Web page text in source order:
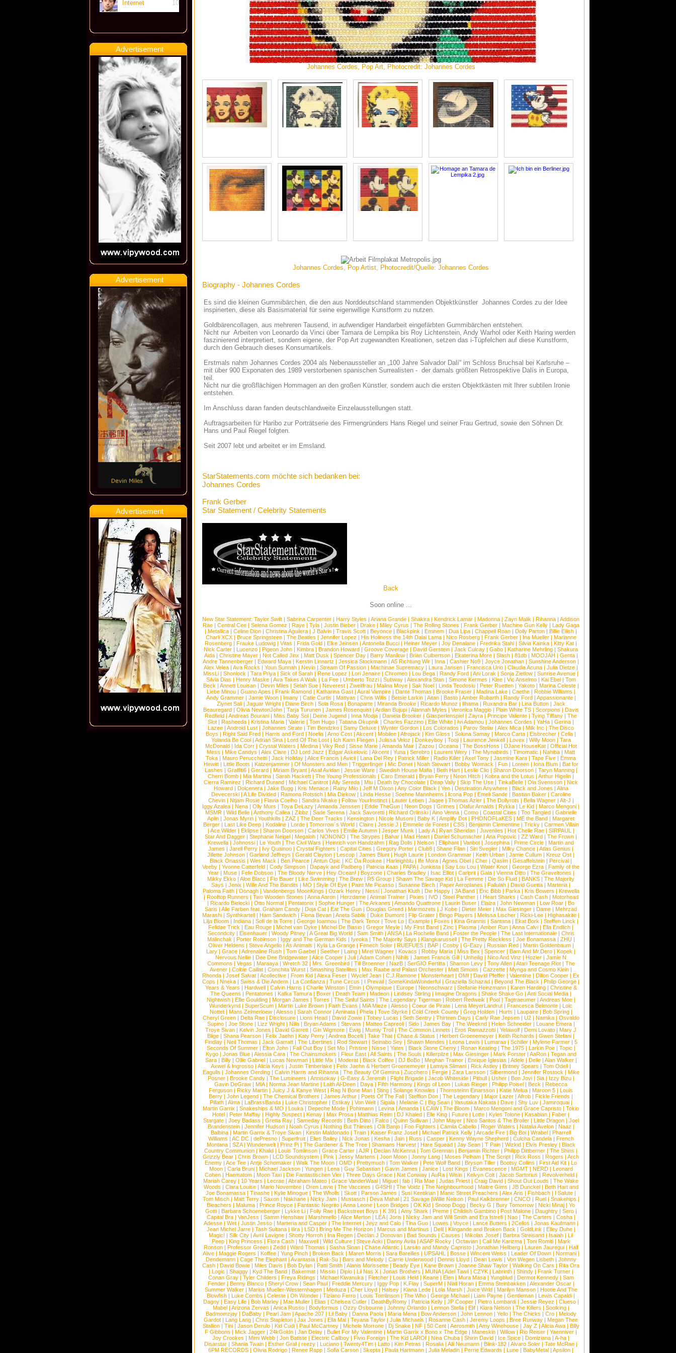
Internet 10
Advertisement
Advertisement
Advertisement
Johannes Cordes, Pop Art, Photocredit: Johannes Cordes
Johannes Cordes, Pop Artist, Photocredit/Quelle: Johannes Cordes
Biography - Johannes Cordes
Es sind die kleinen Gummibärchen, die den aus Norddeutschland stammenden Objektkünstler Johannes Cordes zu der Idee
inspirierten, diese als Basismaterial für seine eigenwillige Kunstform zu nutzen.
Goldbärencollagen, aus mehreren Tausend, in aufwendiger Handarbeit eingefärbten Gummibärchen entstehen.
Nicht nur Arbeiten von Leonardo da Vinci über Tamara de Lempika bis Roy Lichtenstein, Andy Warhol oder Keith Haring werden
faszinierend interpretiert, sondern eigene, der Pop Art zugewandten Kreationen, setzen das i-Tüpfelchen auf diese Kunstform,
durch den Gebrauch dieses Konsumartikels.
Erstmals nahm Johannes Cordes 2004 als Nebenaussteller an „100 Jahre Salvador Dalí“ im Schloss Bruchsal bei Karlsruhe –
mit über 900 Exponaten des 1989 verstorbenen spanischen Surrealisten - der damals größten Retrospektive Dalís in Europa,
teil.
Nicht nur die großflächigen Hommagen an den großen Künstler, sondern auch die ersten Objektkästen mit Ihrer subtilen Ironie
entstehen.
Im Anschluss daran fanden deutschlandweite Einzelausstellungen statt.
Auftragsarbeiten für Haribo zur Porträtserie des Firmengründers Hans Riegel und seiner Frau Gertrud, sowie den Söhnen Dr.
Hans und Paul Riegel folgten.
Seit 2007 lebt und arbeitet er im Emsland.
StarStatements.com möchte sich bedanken bei:
Johannes Cordes
Frank Gerber
Star Statement / Celebrity Statements
Back
Soon online ...
New Star Statement: Taylor Swift | Sabrina Carpenter | Harry Styles | Ariana Grande | Shakira | Kendrick Lamar | Madonna | Zayn Malik | Rihanna | Addison
Rae| Central Cee| Selena Gomez | Raye| Tyla| Justin Bieber| Drake| Miley Cyrus | The Rolling Stones | Frank Gerber| Machine Gun Kelly| Lady Gaga
| Metallica | Celine Dion | Christina Aguilera | J Balvin | Travis Scott | Beyonce | Blackpink | Eminem | Dua Lipa | Chappell Roan | Dolly Parton | Billie Eilish |
Charli XCX| Bruce Springsteen| The Beatles | Jennifer Lopez | His Holiness the 14th Dalai Lama| Nico Rosberg| Frank Gerber| Ina Mueller| Marianne
Rosenberg | Frauke Ludowig | Vitas | Frida Gold | Elke Jeinsen | Antonella Bucci | Heiner Meyer | Joy Denalane | Fredrika Stahl | Silvia Kainka | Kitty Kat |
Nick Carter | Lucenzo | Pigeon John | Kimbra | Brandon Howard | Groove Coverage | David Gerstein | Jack Culcay | Gabo | Katharine Mehrling | Shakura
Aida| Christine Mayer| Not Called Jinx | Matt Dusk | Spencer Day| Barry Manilow| Brian Culbertson| Ekaterina More| Slash| 81db| MOOJAH | Genta|
Andre Tannenberger | Edward Maya | Kerstin Linnartz | Jessica Stockmann | A5 Richtung Wir | Inna | Cashier No9 | Joyce Jonathan | Sunshine Anderson |
Alex Velea | Ava Rocks | Youn Sunnah | Nevio | Stream Of Passion | Machinae Supremacy | Laura Jansen | Francisca Urio | Claudia Acuna | Julia Dietze |
MissLi | Shonlock | Tara Priya | Sick of Sarah | Rene Lopez | Lori Jenaire | Chromeo | Lou Bega | Randy Ford | Ani Lorak | Sonja Zietlow | Sunrise Avenue |
Silvia Dias | Henry Maske| Ava Takes A Walk | La Fee| Umberto Tozzi| Subway| Alexandra Stan| Simone Kermes | Klee| Vic Anselmo| Kai Ebel| Tom
Beck | Annett Louisan| Devin Miles | Selah Sue| Neverest| Zweitfrau| Malina Moye| Sak Noel| Linda Teodosiu| Peter Ruetten| Yakoto| Marina Celeste|
Liebe Minou| Guano Apes | Frank Ramond| Katharina Gast| Aural Vampire| Dante Thomas | Brooke Fraser| Madina Lake| Caethe| Robbie Williams |
Andy Grammer| Jamie Woon| Imany| Catie Curtis | Mattyas | Chris Willis | Betsie Larkin| Aitan| Basto| Amber Rubarth| Randy Ford| Appassionante|
Ziynet Sali| Jaguar Wright| Diane Birch| Sola Rosa| Bonaparte| Miranda Brooke| Ricardo Munoz | Ilhama| Ruxandra Bar| Lina Button| Jack
Beauregard| Olivia NewtonJohn| Tarja Turunen| James Rosenquist| Ardian Bujupi| Alannah Myles | Veronica Maggio| Plain White TS| Scorpions | Davis
Redfield | Andreas Bourani | Miss Baby Sol | Deine Jugend | Inna Modja | Daniela Brooker | Glasperlenspiel | Zayra | Principe Valiente | Tying Tiffany | The
Slot | Rasheeda | Kristina Maria | Valerie | Tom Hugo | Tatiana Okupnik | Charles Fazzino | Ellie White | Ivi Adamou | Johannes Cordes | YaHa | Gerina |
Lazee | Android Lust | Johannes Strate | Tim Bendzko | Samy Deluxe | Wynter Gordon | Los Colorados | Parov Stelar | Alex Mica | Milk Inc | The Disco
Boys | Right Said Fred | Harris and Ford | Noelia | Arno Cost | Akcent | Mobilee | Afrojack | Kim Gloss | Soluna Samay | Marco Carta | Eisbrecher | Celia |
Yolanda Be Cool| Adrian Sina| Lord Of The Lost| Ich Kann Fliegen| Julissa Veloz | Donkeyboy| Tooji| Laurence Jenkell| Lovex | Willy Moon| Tara
McDonald| Ida Corr| Crystal Waters | Medina| Viky Red| Sisse Marie| Amanda Mair| Zazou| Oceana| The BossHoss | DJane HouseKat| Official Hot
Mess | Mike Candys | Alex Clare | DJ Lord Jazz | Edgar Askelovic | Akcent | Yuna | Serebro | Laurent Wery | The Mynabirds | Timomatic | Nahiba | Matt
Toka | Mauro Perucchetti | Jack Holiday | Alice Francis | Avicii | Lana Del Rey | Patrick Miller | Radio Killer | Axel Tony | Jasmine Kara | Tape Five | Emma
Hewitt| Little Boots | Katzenjammer| Of Monsters and Men| Triggerfinger| Mic Donet| Noah Stewart| Bobby Womack | Fun| Loreen| Iona Blum| Bat for
Lashes | Graffiti6| Gerard| Miriam Bryant| Asaf Avidan| Jessie Ware| Swedish House Mafia| Beth Hart| Leslie Clio| Sharon Doorson| Taryn Manning|
Cherri Bomb | Mia Martina | Sarah Hackett | The Young Professionals | Caro Emerald | Bryan Ferry | Neon Hitch | Kobra and the Lotus | Arthur Higelin |
Cierra Ramirez | Richard Durand | Michael Canitrot | Ally Sereda | Miu | Death by Chocolate | Deap Vally | Skip The Use | TinkaBelle | Ola Svensson | Nick
Howard| Dolcenera| Jake Bugg| Kris Menace| Rainy Milo| Jeff M Dixon| Any Color Black | Yen| Destination Anywhere| Black and Jones | Alina
Devecerski| A Life Divided| Ramona Rotstich| Mia Diekow| Linda Hesse| Soehne Mannheims | Icona Pop| Emeli Sande| Bastian Baker| Caroline
Chevin| Ntjam Rosie| Flavia Coelho| Sandra Nkake| Follow YourInstinct| Lauter Leben| Jaqee| Thomas Azier| The Dollyrots | Bella Wagner| Alt-J |
Iggy Azalea | Nena | Olly Murs | Toya DeLazy | Amanda Jenssen | Eddie TheGun | Neon Dogs | Grimes | Olafur Arnalds | Rykka | Le Kid | Marco Mengoni |
MSMR| Wild Belle| Anthony Callea| Zibbz | Sade Serena| Jack Savoretti| Richard Orlinski| Aino Venna| Como| Coastal Cities | Too Tangled| Gabrielle
Aplin | Jonas Myrin | Youthkills | ZAZ | The Deer Tracks | Kensington | Nicole Musoni | Baby K | Amplify Dot | PHONOFLaKES | ME the Band | Margaret
Berger| Last Like Deep| Kodaline| Lorde| Tomorrow´s World| Claire| Jessie J | Emmelie de Forest| CSS| Benjamin Clementine| Tricky| Carmen Villain
| Ace Wilder| Eklipse| Sharon Doorson| Carlos Vives | Emilie Autumn| Jesper Munk | Lady A| Ryan Sheridan| Juveniles | Hot Chelle Rae| SIRPAUL
|
Star And Dagger | Stephanie Neigel | Megaloh | NONONO | The Strypes | Bahar | Mad Heart | Daniel Schumacher | Ana Popovic | ZZ Ward | The Frown |
Krewella | Johnossi | Le Youth | The Civil Wars | Heinrich von Handzahm | Rag Dolls | Nelson | Elliphant | Vanbot | Josephina | Prime Circle | Martin and
James | Jarell Perry | Ivy Quainoo | Crystal Fighters | Capital Cities | Gregory Porter | Club8 | Shane Filan | Siri Svegler | Milky Chance | Atlas Genius |
Jillette Johnson | Garland Jeffreys | Gerald Clayton | Lescop | James Blunt | Hugh Laurie | London Grammar | Keith Urban | Jamie Cullum | Kreuz Ost |
Black Onassis | Wes Mack | Ben Pearce | Antun Opic | KC Da Rookee | Harleighblu | Ife Mora | Agnes Obel | Cher | Qasim | Gesaffelstein | Percival |
Veeby | Yvonne Catterfeld | Cody Simpson | Dapayk and Padberg | Patricia Kaas | PAPA| Junkista | Say Lou Lou | Water Knot | George Ezra | Family of the
Year| Muse| Fefe Dobson| The Bloody Nerve| Hey Ocean! | Boyzone| Charles Bradley| Isac Elliot| Carlprit| Gala| Vienna Ditto| The Graveltones |
Mikky Ekko | Aloe Blacc | Flo Bauer | Like Swimming | The Brew | R5 Group | Shawn The Savage Kid | La Femme | Die So Fluid | BANKS | The Majority
Says | Jenix | Wille And The Bandits | MO | Style Of Eye | Paint Me Picasso | Susanne Blech | Paper Aeroplanes | Fallulah | David Guetta | Marteria |
Paloma Faith| Oonagh| Vandenbergs MoonKings | Ozark Henry| Nessi| Jonathan Kluth| Die Happy| 3A Band| Eric Bibb| Parka| Kris Bowers | Krewella
| Rooftop Runners | Two Wooden Stones | Anna Aaron| Herzdame| Animal Trainer| Pixies | IVO | Steel Panther| I Heart Sharks | Cash Cash| Motorhead
| Ricardo Bielecki | Otto Normal | Pentatonix | Sophie Hunger | The Arkanes | Amando Quattrone | Laurin Buser | Elaiza | John Newman | Low Roar | Bo
Saris | Alle Farben feat. Graham Candy | Doja Cat | Eat The Gun | Douglas Greed | Marmozets | J Kobe | Dieter Meier | Max Giesinger | Dame | Mehrzad
Marashi | Synthkartell | Ham Sandwich | Fiona Bevan | Aneta Sablik | Duke Dumont | Flip Grater | Bingo Players | Melissa Lischer | Ricki-Lee | Highasakite |
Lilja Bloom | Indiana | Sofi de la Torre | George Ioannou | The Dark Tenor | Tove Lo | Example | Foxes | Kina Grannis | Santana | Ekat Bork | Steffen Linck |
Felidae Trick | Eau Rouge | Michel van Dyke | Michel De Biasio | Gregor Meyle | My First Band | Zinc | Plasma | Amber Run | Anna Calvi | Ella Endlich |
Secondcity| Eisenhauer| Woody Pitney| A Great Big World| Sam Smith| ANSA| La Rochelle Band| Foster the People| The Last Internationale| Chris
Malinchak | Porter Robinson| Iggy and The German Kids | Iyeoka| The Majority Says | Klangkarussell| The Pretty Reckless | Joe Bonamassa| ZHU|
Oliver Heldens | Steve Angello| As Animals | Kyla La Grange| Fenech Soler| RUEFUES| BAP| Cosby| G-Eazy| Russian Red| Martin Goldenbaum|
Lary | Grace | Adrenaline Rush | Tom Gaebel | Seether | Laing | Mirel Wagner | Kovacs | Robby Maria | Miss Bex | Spencer | Bam And Mr.Dero | Kopek |
Nervous Nellie | Dee Dee Bridgewater | Alice Cooper | Juli | Adam Cohen | Nihils | James Francis Gill | Unheilig | Nico And Vinz | Hozier | Jamie N
Commons | Vegas | Maraaya| Wretch 32| Mrs. Greenbird| Till Broenner| NazB| SerGIO Fertitta| Sharron Levy| Tony Allen| Atari Teenage Riot| The
Avener | Colbie Caillat | Conchita Wurst | Smashing Satellites | Max Raabe and Palast Orchester | Matt Simons | Cazzette | Mynga and Cosmo Klein |
Rhonda | Josef Salvat | Acollective | From Kid | Alexa Feser | Wyclef Jean | C.J.Ramone | Monsterheart | OMI | David Pfeffer | Valentine | Dillon Cooper | Ex
Cops | Nneka | Swiss & Die Andern | La Confianza | Tune Circus | I Prevail | SomeKindaWonderful | Graziella Schazad | Beyond The Black | Philip George |
Years & Years | Hardwell| Calvin Harris | Charlie Winston| Emin| Olympique| Europe| Neonschwarz | Stefanie Heinzmann| Karen Harding| Christine &
The Queens | Pentatones | Kafka Tamura | Boxer | Death Team | Madeon | Lindsey Stirling | Imagine Dragons | Shake Shake Go | Anti Social Media |
Nightwish| Ellie Goulding| Morgan James | Torres | The Sinful Saints | The Legendary Tigerman| Robert Redweik | Pool| Tagtraeumer| Andreas Moe|
Wunderkynd | SuperScum | Martin Luke Brown | Faith Evans | MiA Mieze | Alesso | Coeur de Pirate | Lena MeyerLandrut | Francesca Belmonte | Loic
Nottet| Mans Zelmerloew| Alesso| Sarah Connor| Aminata| Phela| Tove Styrke| Cold Creek County| Greg Holden| Hurts | Laupaire| Bob Spring|
Cheryl Green| Delta Rae| Disclosure| Lions Head| David Zowie| Tobey Lucas | Seth Sentry| Thirteen Days | Carly Rae Jepsen| U2| Namika| Osvaldo
Supino| Joe Stone| Lizz Wright| Niila| Bryan Adams | Stevans | Matteo Capreoli| Sido| James Bay| The Weeknd| Helen Schneider| Louane Emera|
Troye Sivan | Kelvin Jones | David Garrett | Gin Wigmore | Ewig | Mumiy Troll | The Common Linnets | Eros Ramazzotti | Yelawolf | Demi Lovato | Mary J
Blige | Shana Pearson | Felix Jaehn | Katy Perry | Andrea Bocelli | Take That | Chase & Status | Herbert Groenemeyer | Keith Richards | Gwen Stefani |
Findlay| Neil Thomas | Jack Garratt| The Libertines | Rod Stewart| Seinabo Sey| Shawn Mendes | Leona Lewis | Lumaraa| Schiller| Mylene Farmer| 5
Seconds Of Summer| Elton John| Fall Out Boy| Set Mo| Pristine| Nisse| Yates | Black Stone Cherry| Ronan Keating| The 1975| Larkin Poe| Topic |
Kygo| Jonas Blue| Alessia Cara| The Chainsmokers | Fleur East| All Saints | The Souls | Killerpilze| Max Giesinger| Mark Forster| AaRon| Tegan and
Sara| Billy| Ollie Gabriel| Lucas Newman| Little Mix | Moderat| Black Coffee| DJ BoBo| Meghan Trainor| Enrique Iglesias | Adele| Delle| Alan Walker|
Axwel & Ingrosso | Alicia Keys | Justin Timberlake | Felix Jaehn & Herbert Groenemeyer | Lamiya Slimani | Rick Astley | Britney Spears | Tom Odell |
Eagulls | Johannes Oerding| Calvin Harris and Rihanna| The Beauty Of Gemina| Zucchero| Fergie| Zara Larsson| Silbermond| Jennifer Rostock | Mike
Posner| Brooke Candy| The Lumineers | Annisokay| G-Easy & Jeremih| Flight Brigade| Jacob Whiteside| Pitbull| Usher| Bon Jovi| Sia| Izzy Bizu|
Gavin DeGraw | MIA| Norma Jean Martine | Laith Al-Deen | Daya | Fifth Harmony | Kings of Leon | Lukas Rieger | Philipp Poisel | Beck | Rebecca
Ferguson | Ricky Martin | Juicy J & Kanye West | Rag N Bone Man | Sting | Solange Knowles | Thornsteinn Einarsson | Katie Melua | Maroon 5 | Louis
Berry | John Legend | The Chemical Brothers | James Arthur | Poets Of The Fall | Stefflon Don | The Legendary | Major Lazer | Afrob | Fickle Friends |
Pillath| Alma| LaBrassBanda| Luke Christopher| Estikay| Von Welt| Sigala| Melanie C| Big Sean| Yasutaka Nakata| Dave| Shy Luv| Jamiroquai|
Martin Garrix | Snakeships & MO | Louka | Depeche Mode | Pohlmann | Levina | Amanda | LCAW| The Bloom | Marco Mengoni and Grace Capristo | Tokio
Hotel | Peter Maffay | Highly Suspect | Kenay | Max Prosa | Matthias Reim | DJ Khaled | Elle King | Future | Lotte | Kyles Tolone | Kasabian | Faber |
Stargate| Joey Badass | Gretta Ray| Sameday Records | Beth Ditto| Falco| Quinn Sullivan| John Mayer| Nico Santos & The Broiler| Little Dragon| Joel
Brandenstein| Jennifer Hudson| Noah Cyrus | Nothing But Thieves | Olli Banjo| Foo Fighters | Camila Cabello| Roger Waters | Natalia Avelon| Naaz |
Balbina | Martin Garrix & Troye Sivan | Kirstin Maldonado | Train | Kaiser Franz Josef | Michael Patrick Kelly | Arcade Fire | Big Boi | Wrabel | Pharrell
Williams | AC DC| dePresno| Superfruit| Elles Bailey| Nick Jonas | Kesha| Jain| Russ | Casper| Kenny Wayne Shepherd| Culcha Candela| French
Montana| SZA| Wunderwelt| Prinz Pi| The Gardener & The Tree| Shamans Harvest| Hare Squead| Jay Sean| T Pain| Wizkid| Elvis Presley| Black
Country Communion | Khalid | Louis Tomlinson | Grace Carter | AJR | Declan McKenna | Tom Grennan | Benjamin Richter | Philipp Dittberner | The Shins |
Grizzly Bear | Chris Brown | LCD Soundsystem | Pink | Jessy Martens | Joon Moon | Jonny Lang | Moses Pelham | The Script | Rick Ross | Rogers | Arch
Enemy | Ace Tee | Antje Schomaker | Walk The Moon | OMD | Prettymuch | Tom Walker | Pete Wolf Band | Bryson Tiller | Bootsy Collins | First Aid Kit | Lo
Moon| Carla Bruni| Michael Jackson| Yungen| Lena| Guy Sebastian| Gavin James | Janice| Lost Kings | Evanescence| MGMT| NERD| Leonard
Cohen| Haematom| Moon Taxi| Die Fantastischen Vier| Three Days Grace| Nat Conway| AuRa| Wisin| Kelvyn Colt| Jacob Sartorius | Revolverheld|
Mariah Carey | 10 Years | Lecrae | Abraham Mateo | Grace VanderWaal | Miguel | fab | Ria Mae | Judas Priest | Craig David | Shout Out Louds | The Wake
Woods | Clara Louise| Mario Novembre| Oren Lavie| The Vaccines | G4SHI | The Voidz | The Neighbourhood| Maitre Gims | JB Dunckel| Beth Hart and
Joe Bonamassa | Tinashe | Kylie Minogue | The Wholls | Skott | Parson James | Susi Kentikian | Manic Street Preachers | Alex Aris | Fishbach | I Salute |
Tom Misch| Matt Terry| Saxon| Nakhane| Nicky Jam| Mustasch| Deva Mahal| 21 Savage|Willie Nelson| Paul Kalkbrenner| CNCO | Ruel| Snakehips |
Bleachers | Maluma | Prince Royce | Fantastic Negrito | Anna Leone | Leon Bridges | OK Kid | Snoop Dogg | Becky G | Bury Tomorrow | Nicki Minaj | Yo
Gotti| Barbara Schoeneberger| Lykke Li| Folly Rae| Backstreet Boys | K 391 | Amy Shark | Preme| Childish Gambino| Post Malone| Daughtry| Sero|
Capital Bra| VanJess | Samm Henshaw| Marshmello| Alice Merton| LEA| Joris | Nicky Jam and Will Smith and Era Istrefi| Nao| The Carters | Cosha|
Adesse| Wet| Justin Jesso| Marteria and Casper| The Internet| Jeyz and Calo| Tina Guo| Lowes | Voyce| Lance Butters | 2Cellos | Jonas Kaufmann|
Jean Michel Jarre| Tash Sultana| Ilira| LSD| Bring Me The Horizon| Marcus and Martinus | Delil| Klingande and Broken Back | GoldLink | Elley Duhe|
Magic! | Silk City | Avril Lavigne | Shotty Horroh | Ina Regen | Declan J Donovan | Bad Sounds | Causes | Mikolas Josef | Barbra Streisand | Isaiah | Lil
Peep| King Princess | Flora Cash| Maxwell| Wild Culture| Steve Aoki| Danny Avila| ASAP Rocky| Octavian| Call Me Karizma| Toni Romiti| Mark
Ronson| Professor Green| Zedd| Ward Thomas | Sasha Sloan| Chase Atlantic | Larsito and Mandy Capristo| Jonathan Hellberg| Lauren Jauregui| Half
Alive| Maggie Rogers | Koffee| Yung Pinch| Broken Back | Maren Morris | Sara Bareilles | UPSAHL | Bosse| Wincent Weiss | Leader Of Down| Normani|
Dendemann| Cage The Elephant| Avantasia| Rak-Su| Bars and Melody| Carrie Underwood| Dennis Lloyd| Dean Lewis | Von Wegen Lisbeth| Johnny
Cash | David Bowie | Miles Davis | Bob Dylan | Patti Smith | Alanis Morissette | Beady Eye | Kane Brown | Joanne Shaw Taylor | Walking On Cars | Rita Ora
| Logic | Shaggy| Kyd The Band| Bakermat| Missio| Diplo| Lil Nas X| Jonas Brothers | MUNA| Adel Tawil| CZYK| Labrinth| Shindy| Frank Turner|
Conan Gray| Tyler Childers | Freya Ridings | Michael Kiwanuka| Fletcher| Louis Held| Keane| Elen| Mura Masa| Yungblud| Dermot Kennedy| Sam
Fender| Benny Blanco| Sheryl Crow| Sean Paul| Freddie Mercury| Iggy Pop| K.Flay| SuperM| Niall Horan| Emma Steinbakken| Alexander Oscar|
Summer Walker| Marius Mueller-Westernhagen| Meduza| Cher Lloyd| Halsey| Kiana Lede| Lola Marsh| Juice Wrld| Marilyn Manson| Hootie And The
Blowfish | Luke Combs | Celeste | Oh Wonder | Tiziano Ferro | Louis Tomlinson | The Who | George Michael | Liam Payne | Gentleman | Lewis Capaldi |
Dagny| Easy Life| Bob Marley| Mae Muller| Elias | Chelsea Cutler| DeathByRomy| Patricia Kelly| JP Cooper| Pietro Lombardi| Jessie Reyez | Clueso|
Mabel| Arizona Zervas | Anica Russo| Bodyformus | Ozzy Osbourne| Johnny Orlando| Lennon Stella| Elif| Kiara Nelson| The Killers | Soolking|
Badmomzjay| DaBaby| Pearl Jam| Apache 207| Lil Baby| Danna Paola| Maria Mena| Bow Anderson| John Lennon| Yello| The Chicks | Cro| Melody
Gardot | Lang Lang | Chris Stapleton | Jax Jones | Ella Mai | Teyana Taylor | Julia Michaels | Rosanne Cash | Jeremy Loops | Bree Runway | Megan Thee
Stallion| Tini| Jason Derulo| Kid Cudi| Paul McCartney| Michele Morrone| Dj Snake| NF| 50 Cent| Aerosmith| Amy Winehouse| Jay Z| Alicia Awa| Billy
F Gibbons | Mick Jagger | 24kGoldn | Jan Delay | Bullet For My Valentine | Martin Garrix x Bono x The Edge | Maneskin | Willow | Rio Reiser | Yaenniver |
Joy Crookes | Mimi Webb | Jon Batiste | Electric Callboy | Fivio Foreign | The Kid LAROI | Nina Chuba | Shirin David | Ice Spice | Domiziana | A-ha |
Disarstar | Shania Twain | Esther Graf | reezy | Luciano | Twenty4Tim | Latto | Kim Petras | Rosalia | Alli Neumann | Blink-182 | Alvaro Soler | Tate McRae |
6PM RECORDS | Olivia Rodrigo | Renee Rapp | Sofia Carson | Skepta | Paula Hartmann | Julia Meladin | Perrie Edwards | Lune | BabyMetal | Apsilon |